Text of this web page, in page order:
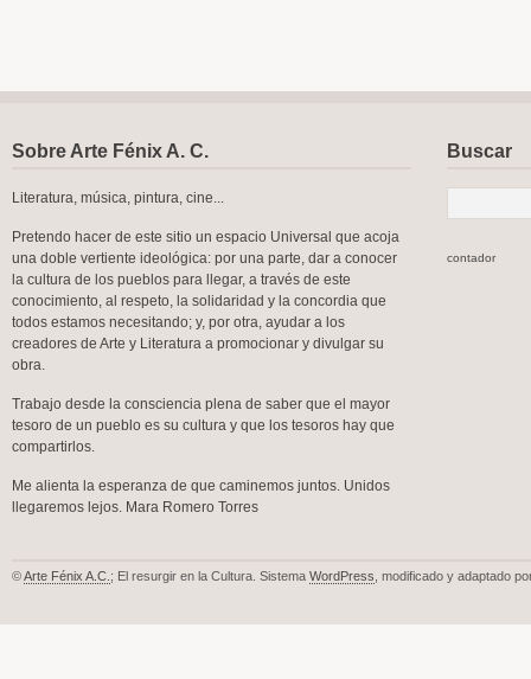
Sobre Arte Fénix A. C.
Literatura, música, pintura, cine...
Pretendo hacer de este sitio un espacio Universal que acoja
una doble vertiente ideológica: por una parte, dar a conocer
la cultura de los pueblos para llegar, a través de este
conocimiento, al respeto, la solidaridad y la concordia que
todos estamos necesitando; y, por otra, ayudar a los
creadores de Arte y Literatura a promocionar y divulgar su
obra.
Trabajo desde la consciencia plena de saber que el mayor
tesoro de un pueblo es su cultura y que los tesoros hay que
compartirlos.
Me alienta la esperanza de que caminemos juntos. Unidos
llegaremos lejos. Mara Romero Torres
Buscar
contador
©Arte Fénix A.C. ; El resurgir en la Cultura. Sistema WordPress , modificado y adaptado